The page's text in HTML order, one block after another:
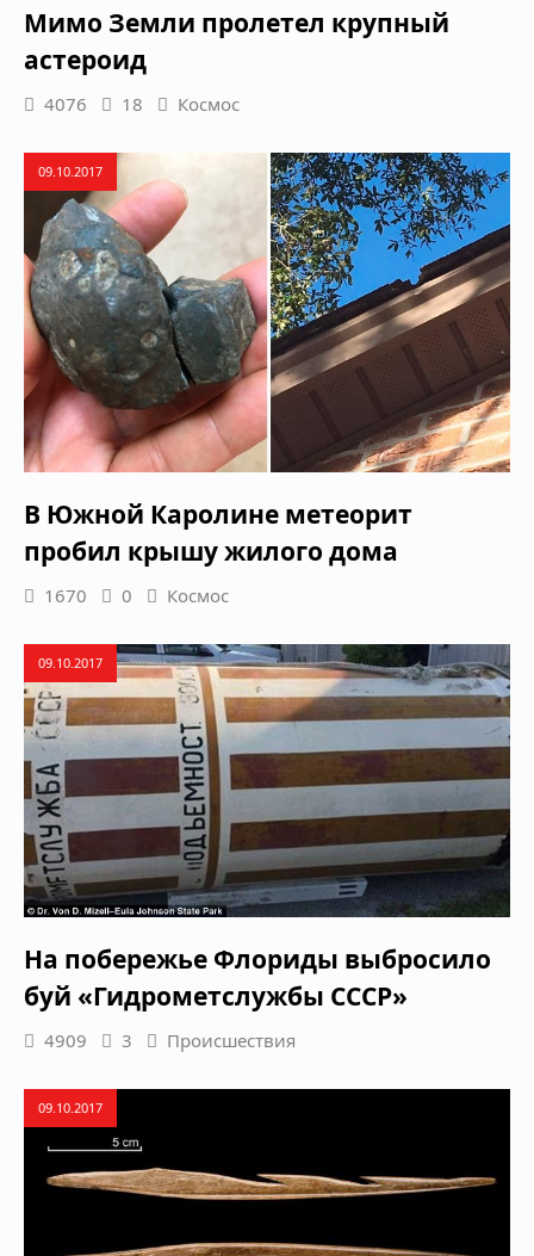
Мимо Земли пролетел крупный
астероид
4076 18 Космос
09.10.2017
В Южной Каролине метеорит
пробил крышу жилого дома
1670 0 Космос
09.10.2017
На побережье Флориды выбросило
буй «Гидрометслужбы СССР»
4909 3 Происшествия
09.10.2017